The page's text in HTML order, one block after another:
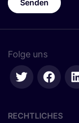
Senden
Folge uns
RECHTLICHES